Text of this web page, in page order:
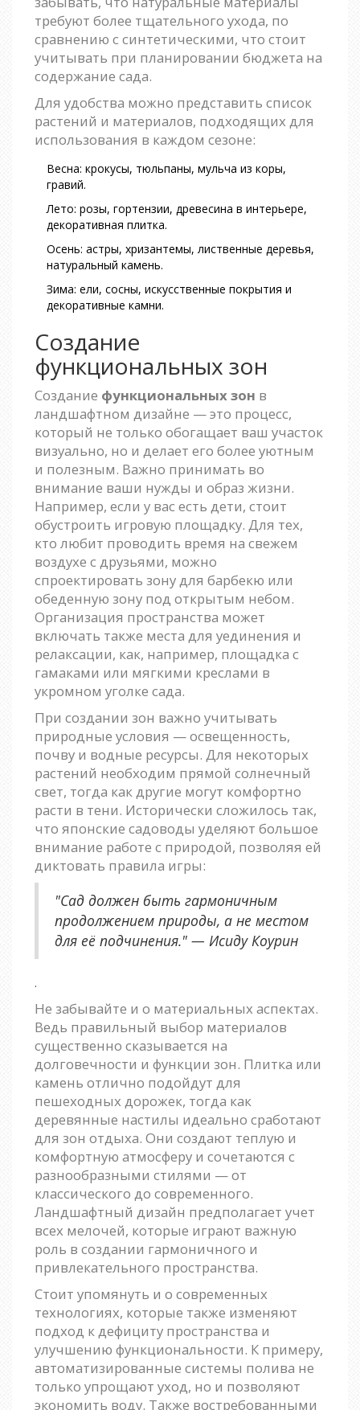
требуют более тщательного ухода, по
сравнению с синтетическими, что стоит
учитывать при планировании бюджета на
содержание сада.
Для удобства можно представить список
растений и материалов, подходящих для
использования в каждом сезоне:
Весна: крокусы, тюльпаны, мульча из коры,
гравий.
Лето: розы, гортензии, древесина в интерьере,
декоративная плитка.
Осень: астры, хризантемы, лиственные деревья,
натуральный камень.
Зима: ели, сосны, искусственные покрытия и
декоративные камни.
Создание
функциональных зон
Создание функциональных зон в
ландшафтном дизайне — это процесс,
который не только обогащает ваш участок
визуально, но и делает его более уютным
и полезным. Важно принимать во
внимание ваши нужды и образ жизни.
Например, если у вас есть дети, стоит
обустроить игровую площадку. Для тех,
кто любит проводить время на свежем
воздухе с друзьями, можно
спроектировать зону для барбекю или
обеденную зону под открытым небом.
Организация пространства может
включать также места для уединения и
релаксации, как, например, площадка с
гамаками или мягкими креслами в
укромном уголке сада.
При создании зон важно учитывать
природные условия — освещенность,
почву и водные ресурсы. Для некоторых
растений необходим прямой солнечный
свет, тогда как другие могут комфортно
расти в тени. Исторически сложилось так,
что японские садоводы уделяют большое
внимание работе с природой, позволяя ей
диктовать правила игры:
"Сад должен быть гармоничным
продолжением природы, а не местом
для её подчинения." — Исиду Коурин
.
Не забывайте и о материальных аспектах.
Ведь правильный выбор материалов
существенно сказывается на
долговечности и функции зон. Плитка или
камень отлично подойдут для
пешеходных дорожек, тогда как
деревянные настилы идеально сработают
для зон отдыха. Они создают теплую и
комфортную атмосферу и сочетаются с
разнообразными стилями — от
классического до современного.
Ландшафтный дизайн предполагает учет
всех мелочей, которые играют важную
роль в создании гармоничного и
привлекательного пространства.
Стоит упомянуть и о современных
технологиях, которые также изменяют
подход к дефициту пространства и
улучшению функциональности. К примеру,
автоматизированные системы полива не
только упрощают уход, но и позволяют
экономить воду. Также востребованными